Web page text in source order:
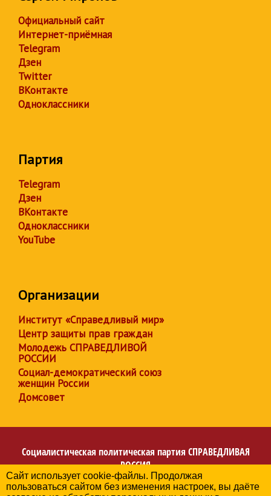
Официальный сайт
Интернет-приёмная
Telegram
Дзен
Twitter
ВКонтакте
Одноклассники
Партия
Telegram
Дзен
ВКонтакте
Одноклассники
YouTube
Организации
Институт «Справедливый мир»
Центр защиты прав граждан
Молодежь СПРАВЕДЛИВОЙ
РОССИИ
Социал-демократический союз
женщин России
Домсовет
Социалистическая политическая партия СПРАВЕДЛИВАЯ
РОССИЯ
Региональное отделение партии в Архангельской
области
Сайт использует cookie-файлы. Продолжая
пользоваться сайтом без изменения настроек, вы даёте